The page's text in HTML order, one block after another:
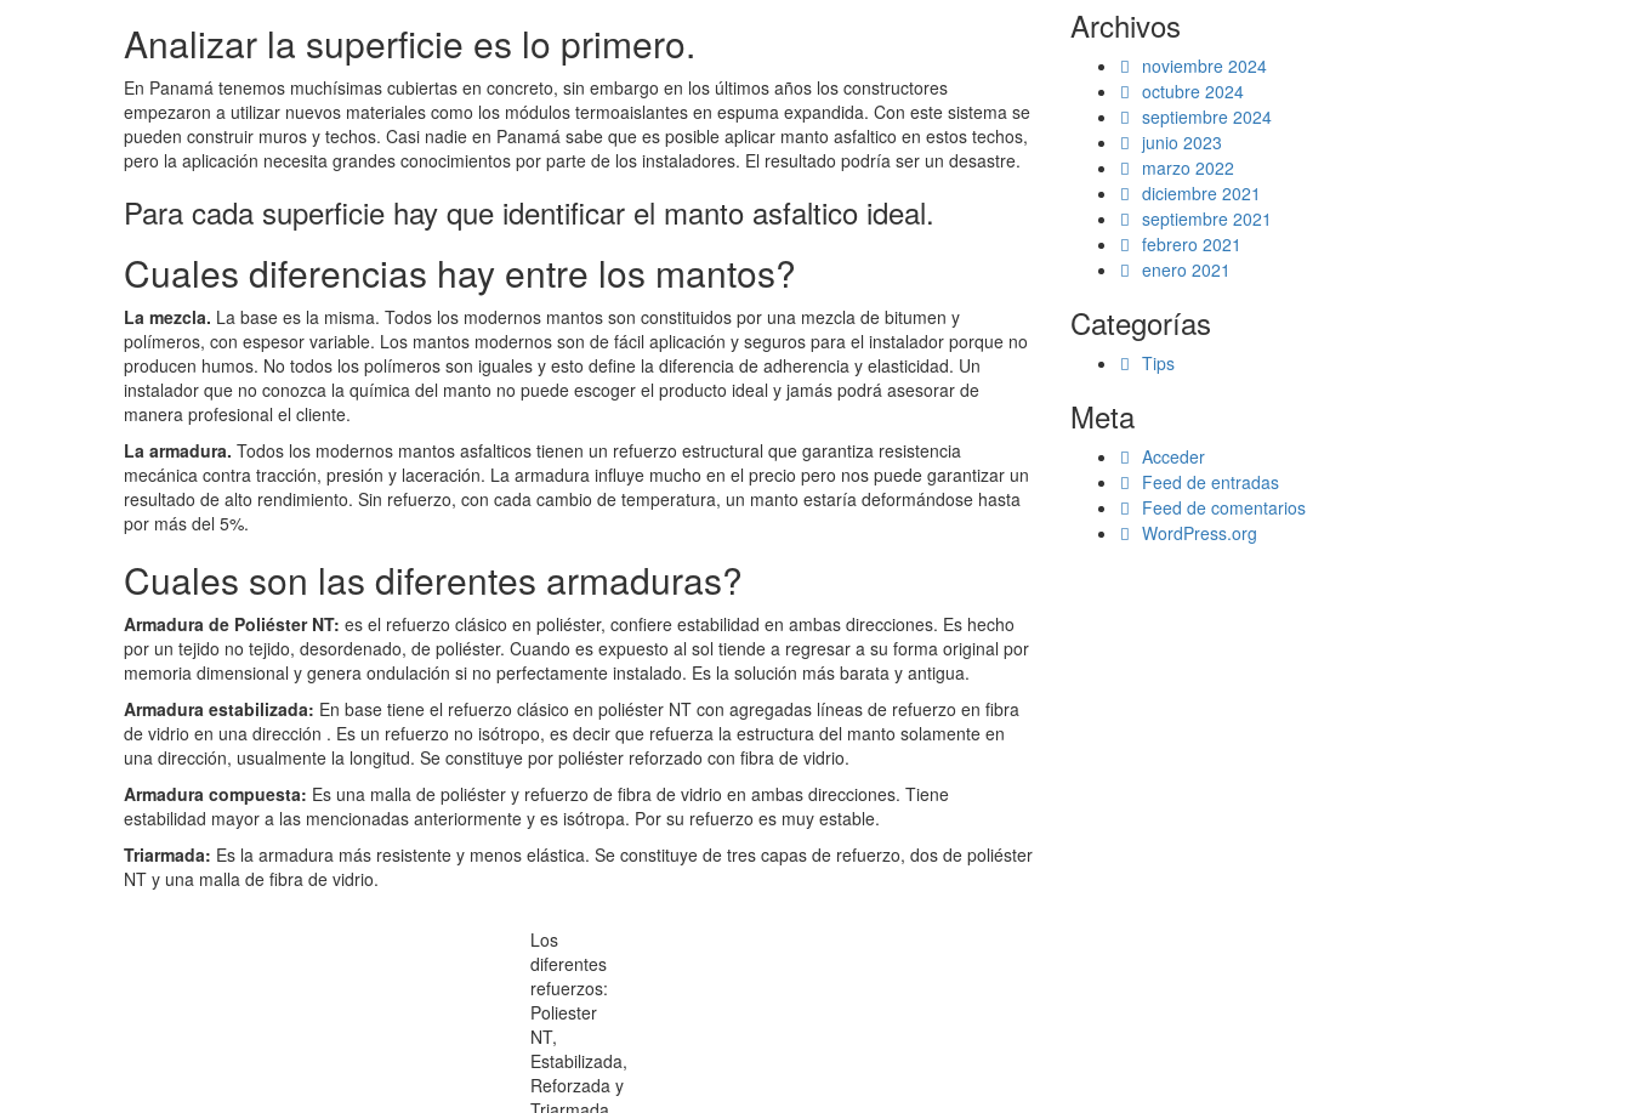
Analizar la superficie es lo primero.
En Panamá tenemos muchísimas cubiertas en concreto, sin embargo en los últimos años los constructores
empezaron a utilizar nuevos materiales como los módulos termoaislantes en espuma expandida. Con este sistema se
pueden construir muros y techos. Casi nadie en Panamá sabe que es posible aplicar manto asfaltico en estos techos,
pero la aplicación necesita grandes conocimientos por parte de los instaladores. El resultado podría ser un desastre.
Para cada superficie hay que identificar el manto asfaltico ideal.
Cuales diferencias hay entre los mantos?
La mezcla. La base es la misma. Todos los modernos mantos son constituidos por una mezcla de bitumen y
polímeros, con espesor variable. Los mantos modernos son de fácil aplicación y seguros para el instalador porque no
producen humos. No todos los polímeros son iguales y esto define la diferencia de adherencia y elasticidad. Un
instalador que no conozca la química del manto no puede escoger el producto ideal y jamás podrá asesorar de
manera profesional el cliente.
La armadura. Todos los modernos mantos asfalticos tienen un refuerzo estructural que garantiza resistencia
mecánica contra tracción, presión y laceración. La armadura influye mucho en el precio pero nos puede garantizar un
resultado de alto rendimiento. Sin refuerzo, con cada cambio de temperatura, un manto estaría deformándose hasta
por más del 5%.
Cuales son las diferentes armaduras?
Armadura de Poliéster NT: es el refuerzo clásico en poliéster, confiere estabilidad en ambas direcciones. Es hecho
por un tejido no tejido, desordenado, de poliéster. Cuando es expuesto al sol tiende a regresar a su forma original por
memoria dimensional y genera ondulación si no perfectamente instalado. Es la solución más barata y antigua.
Armadura estabilizada: En base tiene el refuerzo clásico en poliéster NT con agregadas líneas de refuerzo en fibra
de vidrio en una dirección . Es un refuerzo no isótropo, es decir que refuerza la estructura del manto solamente en
una dirección, usualmente la longitud. Se constituye por poliéster reforzado con fibra de vidrio.
Armadura compuesta: Es una malla de poliéster y refuerzo de fibra de vidrio en ambas direcciones. Tiene
estabilidad mayor a las mencionadas anteriormente y es isótropa. Por su refuerzo es muy estable.
Triarmada: Es la armadura más resistente y menos elástica. Se constituye de tres capas de refuerzo, dos de poliéster
NT y una malla de fibra de vidrio.
Los
diferentes
refuerzos:
Poliester
NT,
Estabilizada,
Reforzada y
Archivos
noviembre 2024
octubre 2024
septiembre 2024
junio 2023
marzo 2022
diciembre 2021
septiembre 2021
febrero 2021
enero 2021
Categorías
Tips
Meta
Acceder
Feed de entradas
Feed de comentarios
WordPress.org